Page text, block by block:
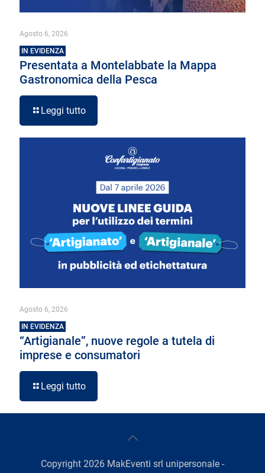
Agosto 6, 2026
IN EVIDENZA
Presentata a Montelabbate la Mappa
Gastronomica della Pesca
Leggi tutto
Agosto 6, 2026
IN EVIDENZA
“Artigianale”, nuove regole a tutela di
imprese e consumatori
Leggi tutto
Copyright 2026 MakEventi srl unipersonale -